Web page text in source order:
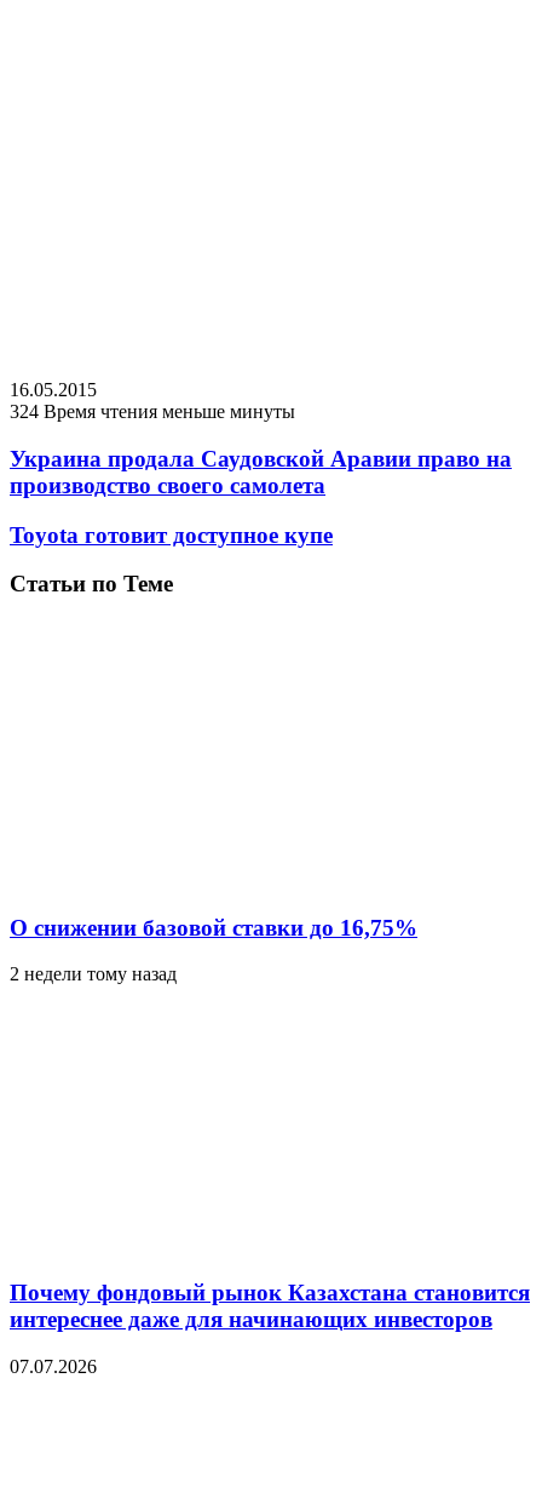
16.05.2015
324 Время чтения меньше минуты
Украина продала Саудовской Аравии право на
производство своего самолета
Toyota готовит доступное купе
Статьи по Теме
О снижении базовой ставки до 16,75%
2 недели тому назад
Почему фондовый рынок Казахстана становится
интереснее даже для начинающих инвесторов
07.07.2026